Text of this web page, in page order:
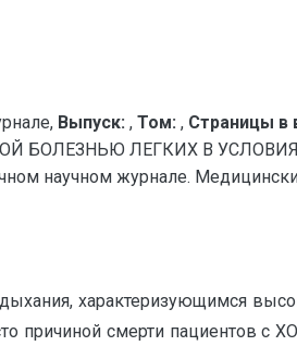
Выпуск: , Том: , Страницы в
БОЛЕЗНЬЮ ЛЕГКИХ В
научном журнале.
характеризующимся
причиной смерти пациентов с